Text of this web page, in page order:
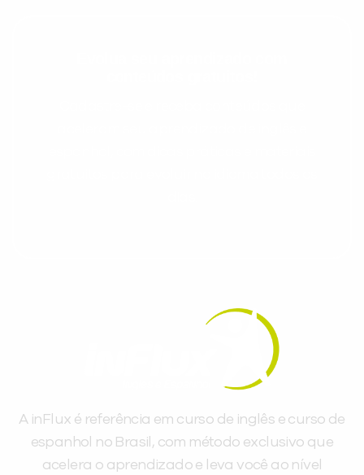
A inFlux é referência em curso de inglês e curso de
espanhol no Brasil, com método exclusivo que
acelera o aprendizado e leva você ao nível